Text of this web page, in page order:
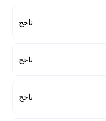
ناجح
ناجح
ناجح